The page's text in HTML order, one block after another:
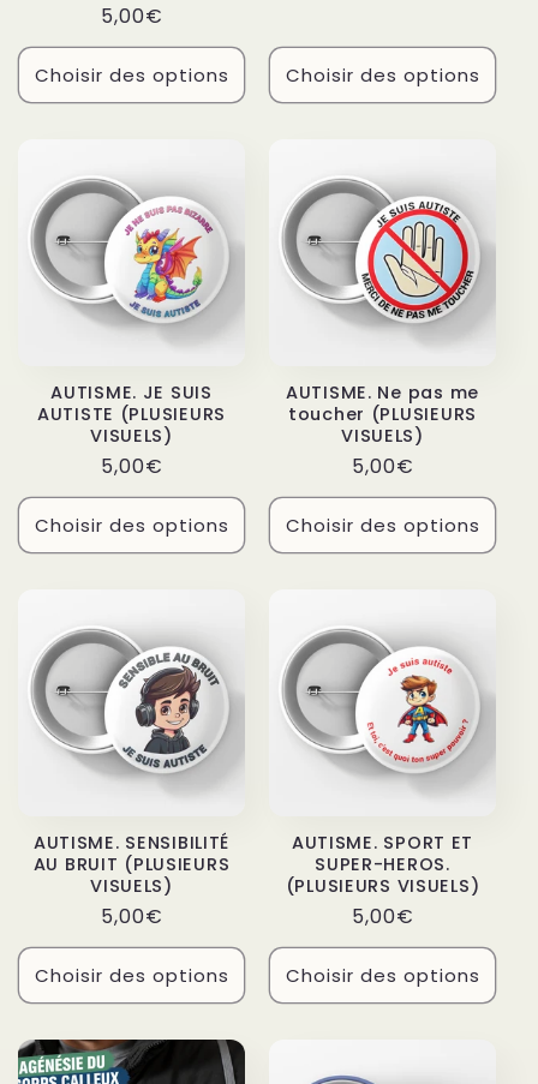
Prix
habituel
5,00€
Choisir des options Choisir des options
AUTISME. JE SUIS
AUTISTE (PLUSIEURS
VISUELS)
Prix
habituel
5,00€
Choisir des options
AUTISME. Ne pas me
toucher (PLUSIEURS
VISUELS)
Prix
habituel
5,00€
Choisir des options
AUTISME. SENSIBILITÉ
AU BRUIT (PLUSIEURS
VISUELS)
Prix
habituel
5,00€
Choisir des options
AUTISME. SPORT ET
SUPER-HEROS.
(PLUSIEURS VISUELS)
Prix
habituel
5,00€
Choisir des options